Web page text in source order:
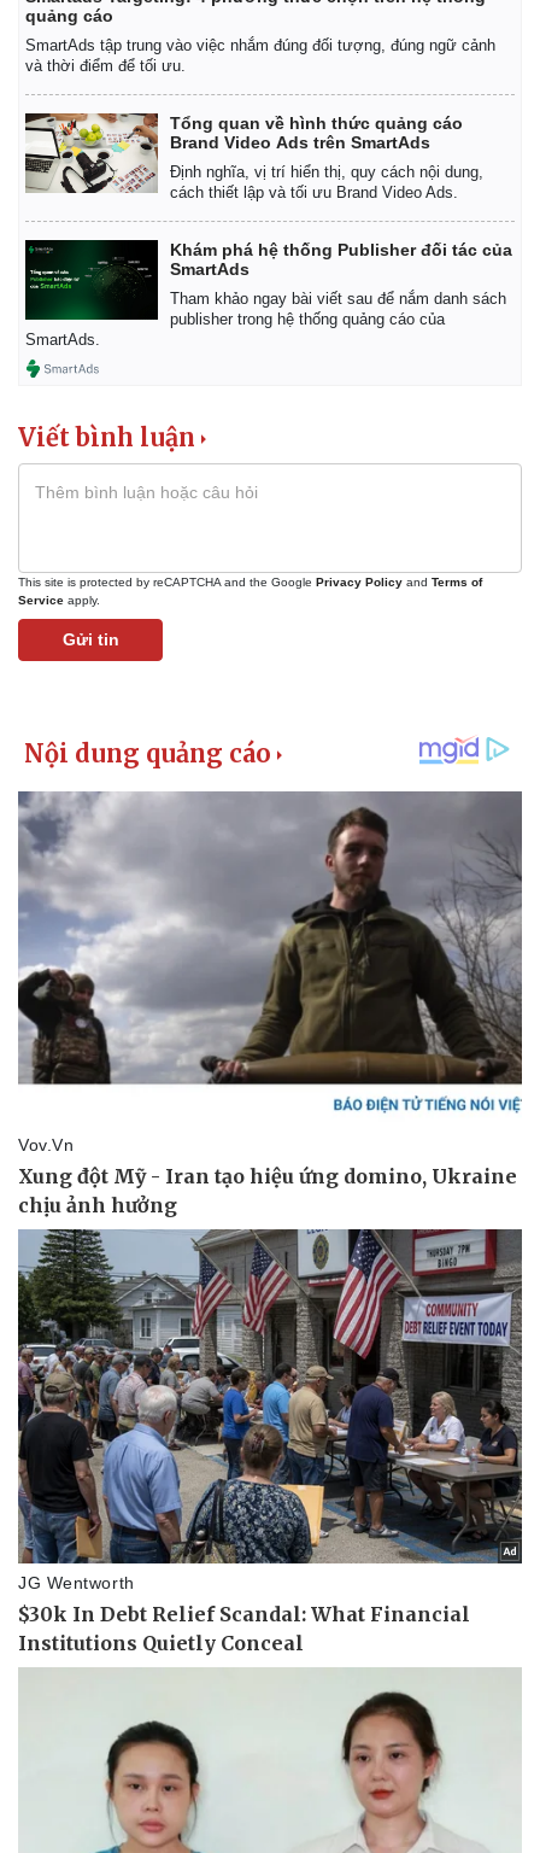
Kinh tế
Bất động sản
Khởi nghiệp
Thị trường
Tiêu dùng
Tỷ giá
Chứng khoán
Giá cà phê
quảng cáo
SmartAds tập trung vào việc nhắm đúng đối tượng, đúng ngữ cảnh
và thời điểm để tối ưu.
Tổng quan về hình thức quảng cáo
Brand Video Ads trên SmartAds
Định nghĩa, vị trí hiển thị, quy cách nội dung,
cách thiết lập và tối ưu Brand Video Ads.
Khám phá hệ thống Publisher đối tác của
SmartAds
Tham khảo ngay bài viết sau để nắm danh sách
publisher trong hệ thống quảng cáo của
SmartAds.
Viết bình luận
This site is protected by reCAPTCHA and the Google Privacy Policy and Terms of
Service apply.
Gửi tin